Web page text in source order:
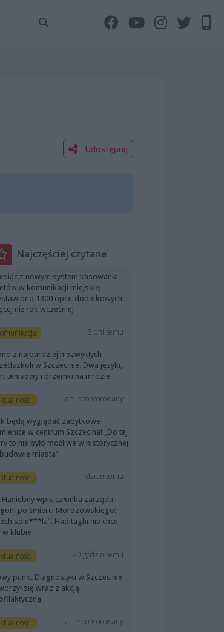
Udostępnij
Najczęściej czytane
z nowym system kasowania
w komunikacji miejskiej.
1300 opłat dodatkowych
niż rok wcześniej
3 dni temu
z najbardziej niezwykłych
w Szczecinie. Dwa języki,
tenisowy i drzemki na mrozie
art. sponsorowany
będą wyglądać zabytkowe
w centrum Szczecina! „Do tej
to nie było możliwe w historycznej
miasta”
1 dzień temu
Haniebny wpis członka zarządu
po śmierci Morozowskiego:
spie***la”. Haditaghi nie chce
w klubie
20 godzin temu
punkt Diagnostyki w Szczecinie
się wraz z akcją
art. sponsorowany